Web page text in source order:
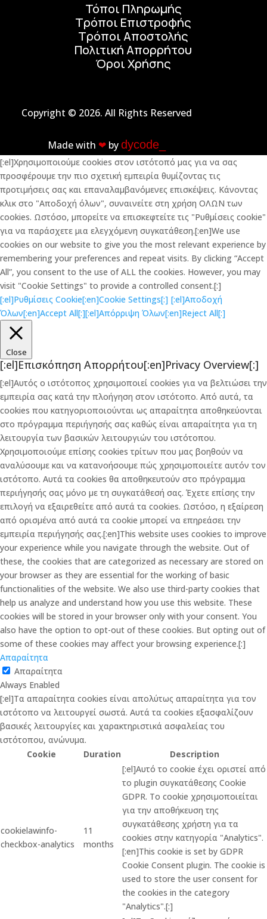
Τόποι Πληρωμής
Τρόποι Επιστροφής
Τρόποι Αποστολής
Πολιτική Απορρήτου
Όροι Χρήσης
Copyright © 2026. All Rights Reserved
Made with ❤︎ bydycode_
[:el]Χρησιμοποιούμε cookies στον ιστότοπό μας για να σας
προσφέρουμε την πιο σχετική εμπειρία θυμίζοντας τις
προτιμήσεις σας και επαναλαμβανόμενες επισκέψεις. Κάνοντας
κλικ στο "Αποδοχή όλων", συναινείτε στη χρήση ΟΛΩΝ των
cookies. Ωστόσο, μπορείτε να επισκεφτείτε τις "Ρυθμίσεις cookie"
για να παράσχετε μια ελεγχόμενη συγκατάθεση.[:en]We use
cookies on our website to give you the most relevant experience by
remembering your preferences and repeat visits. By clicking “Accept
All”, you consent to the use of ALL the cookies. However, you may
visit "Cookie Settings" to provide a controlled consent.[:]
[:el]Ρυθμίσεις Cookie[:en]Cookie Settings[:] [:el]Αποδοχή
Όλων[:en]Accept All[:][:el]Απόρριψη Όλων[:en]Reject All[:]
Close
[:el]Επισκόπηση Απορρήτου[:en]Privacy Overview[:]
[:el]Αυτός ο ιστότοπος χρησιμοποιεί cookies για να βελτιώσει την
εμπειρία σας κατά την πλοήγηση στον ιστότοπο. Από αυτά, τα
cookies που κατηγοριοποιούνται ως απαραίτητα αποθηκεύονται
στο πρόγραμμα περιήγησής σας καθώς είναι απαραίτητα για τη
λειτουργία των βασικών λειτουργιών του ιστότοπου.
Χρησιμοποιούμε επίσης cookies τρίτων που μας βοηθούν να
αναλύσουμε και να κατανοήσουμε πώς χρησιμοποιείτε αυτόν τον
ιστότοπο. Αυτά τα cookies θα αποθηκευτούν στο πρόγραμμα
περιήγησής σας μόνο με τη συγκατάθεσή σας. Έχετε επίσης την
επιλογή να εξαιρεθείτε από αυτά τα cookies. Ωστόσο, η εξαίρεση
από ορισμένα από αυτά τα cookie μπορεί να επηρεάσει την
εμπειρία περιήγησής σας.[:en]This website uses cookies to improve
your experience while you navigate through the website. Out of
these, the cookies that are categorized as necessary are stored on
your browser as they are essential for the working of basic
functionalities of the website. We also use third-party cookies that
help us analyze and understand how you use this website. These
cookies will be stored in your browser only with your consent. You
also have the option to opt-out of these cookies. But opting out of
some of these cookies may affect your browsing experience.[:]
Απαραίτητα
Απαραίτητα
Always Enabled
[:el]Τα απαραίτητα cookies είναι απολύτως απαραίτητα για τον
ιστότοπο να λειτουργεί σωστά. Αυτά τα cookies εξασφαλίζουν
βασικές λειτουργίες και χαρακτηριστικά ασφαλείας του
ιστότοπου, ανώνυμα.
Cookie
Duration Description
cookielawinfo-
checkbox-analytics
11
months
[:el]Αυτό το cookie έχει οριστεί από
το plugin συγκατάθεσης Cookie
GDPR. Το cookie χρησιμοποιείται
για την αποθήκευση της
συγκατάθεσης χρήστη για τα
cookies στην κατηγορία "Analytics".
[:en]This cookie is set by GDPR
Cookie Consent plugin. The cookie is
used to store the user consent for
the cookies in the category
"Analytics".[:]